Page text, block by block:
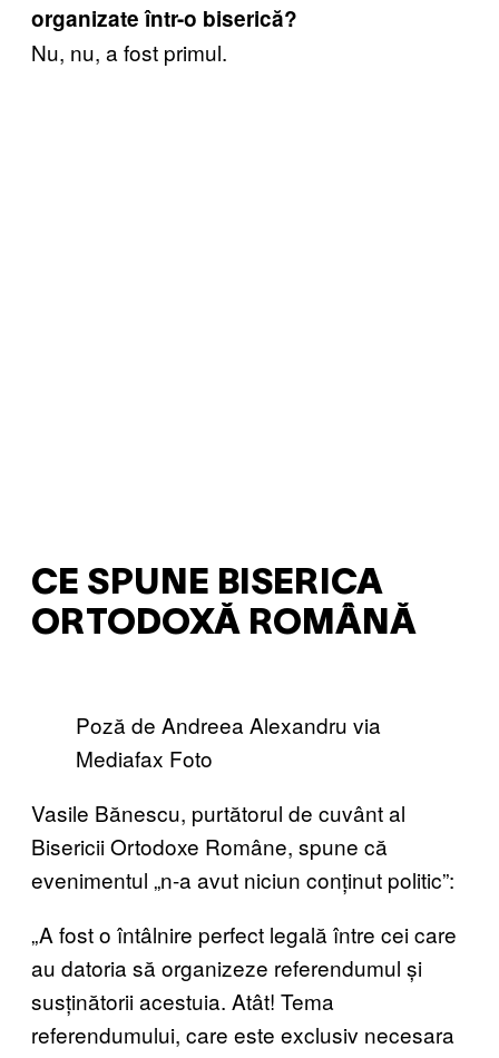
organizate într-o biserică?
Nu, nu, a fost primul.
CE SPUNE BISERICA
ORTODOXĂ ROMÂNĂ
Poză de Andreea Alexandru via
Mediafax Foto
Vasile Bănescu, purtătorul de cuvânt al
Bisericii Ortodoxe Române, spune că
evenimentul „n-a avut niciun conținut politic”:
„A fost o întâlnire perfect legală între cei care
au datoria să organizeze referendumul și
susținătorii acestuia. Atât! Tema
referendumului, care este exclusiv necesara